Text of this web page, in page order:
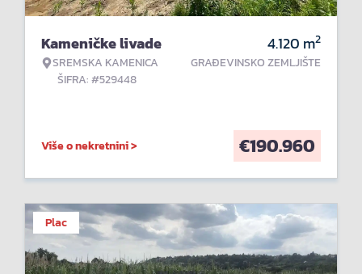
Kameničke livade
SREMSKA KAMENICA
ŠIFRA: #529448
4.120 m2
GRAĐEVINSKO ZEMLJIŠTE
Više o nekretnini > €190.960
Plac